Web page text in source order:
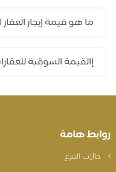
روابط هامة
حالات التبرع